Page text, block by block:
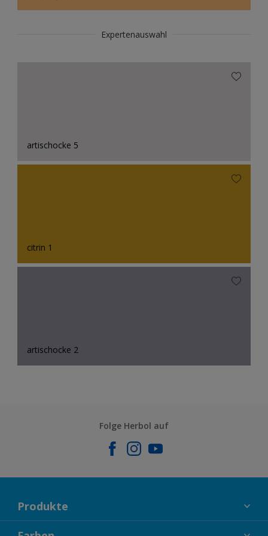
Expertenauswahl
artischocke 5
citrin 1
artischocke 2
Folge Herbol auf
Produkte
FASSADENFARBEN